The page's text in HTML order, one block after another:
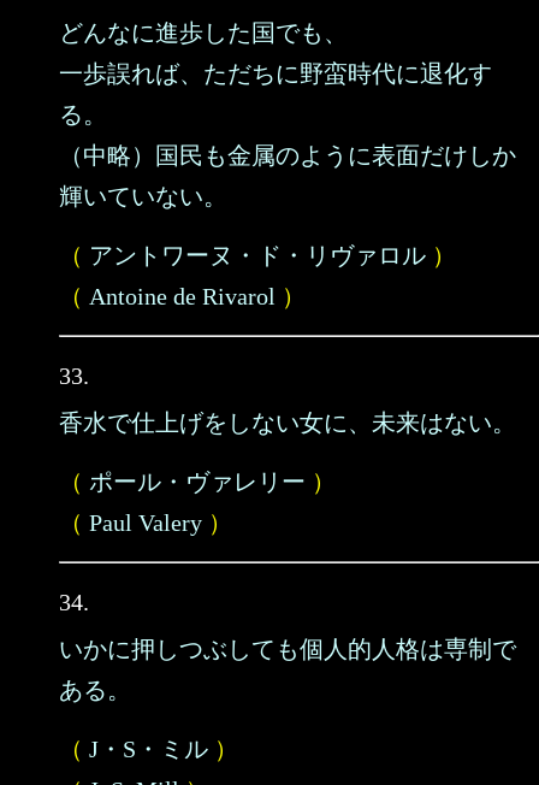
どんなに進歩した国でも、
一歩誤れば、ただちに野蛮時代に退化す
る。
（中略）国民も金属のように表面だけしか
輝いていない。
（ アントワーヌ・ド・リヴァロル ）
（ Antoine de Rivarol ）
33.
香水で仕上げをしない女に、未来はない。
（ ポール・ヴァレリー ）
（ Paul Valery ）
34.
いかに押しつぶしても個人的人格は専制で
ある。
（ J・S・ミル ）